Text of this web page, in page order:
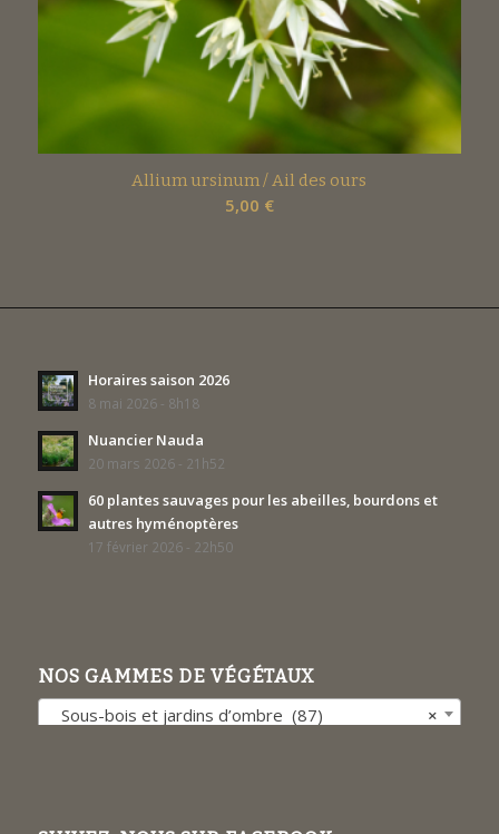
Allium ursinum / Ail des ours
5,00 €
Horaires saison 2026
8 mai 2026 - 8h18
Nuancier Nauda
20 mars 2026 - 21h52
60 plantes sauvages pour les abeilles, bourdons et
autres hyménoptères
17 février 2026 - 22h50
NOS GAMMES DE VÉGÉTAUX
×
Sous-bois et jardins d’ombre (87)